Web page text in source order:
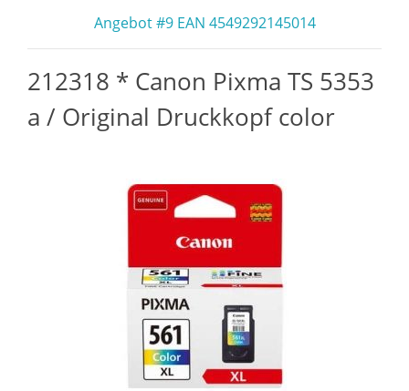
Angebot #9 EAN 4549292145014
212318 * Canon Pixma TS 5353
a / Original Druckkopf color